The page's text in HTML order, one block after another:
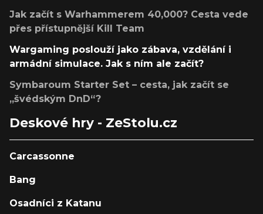
Jak začít s Warhammerem 40,000? Cesta vede
přes přístupnější Kill Team
Wargaming poslouží jako zábava, vzdělání i
armádní simulace. Jak s ním ale začít?
Symbaroum Starter Set – cesta, jak začít se
„švédským DnD“?
Deskové hry - ZeStolu.cz
Carcassonne
Bang
Osadníci z Katanu